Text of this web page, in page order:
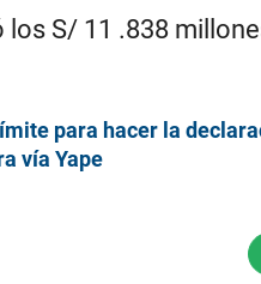
S/ 11 .838
para hacer la
vía Yape